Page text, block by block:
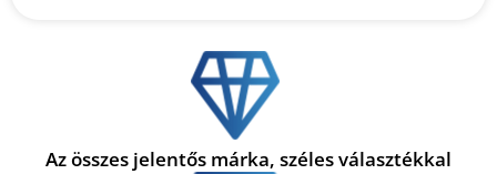
Az összes jelentős márka, széles választékkal